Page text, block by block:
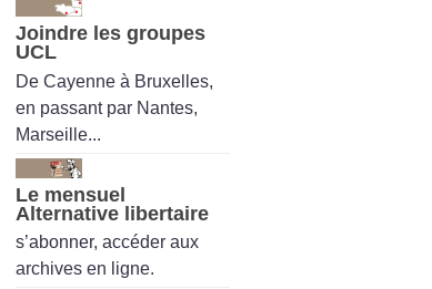
Joindre les groupes
UCL
De Cayenne à Bruxelles,
en passant par Nantes,
Marseille...
Le mensuel
Alternative libertaire
s’abonner, accéder aux
archives en ligne.